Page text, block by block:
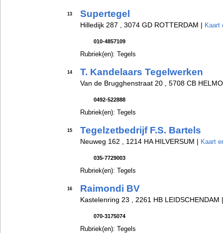
13 Supertegel
Hilledijk 287 , 3074 GD ROTTERDAM | Kaart
010-4857109
Rubriek(en): Tegels
14 T. Kandelaars Tegelwerken
Van de Brugghenstraat 20 , 5708 CB
0492-522888
Rubriek(en): Tegels
15 Tegelzetbedrijf F.S. Bartels
Neuweg 162 , 1214 HA HILVERSUM | Kaart
035-7729003
Rubriek(en): Tegels
16 Raimondi BV
Kastelenring 23 , 2261 HB LEIDSCHENDAM
070-3175074
Rubriek(en): Tegels